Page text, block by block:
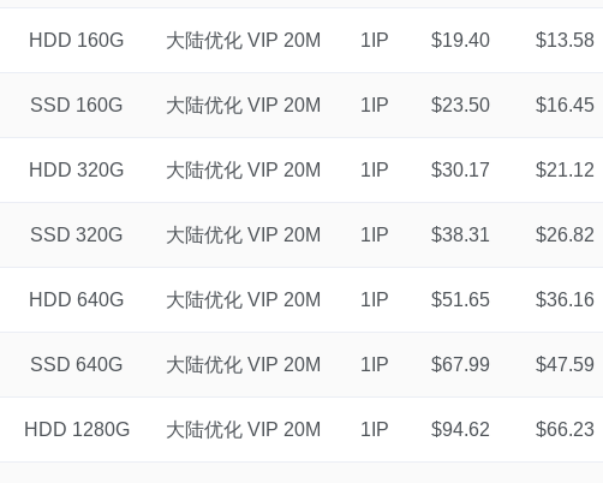
HDD 160G 大陆优化 VIP 20M 1IP $19.40 $13.58
SSD 160G 大陆优化 VIP 20M 1IP $23.50 $16.45
HDD 320G 大陆优化 VIP 20M 1IP $30.17 $21.12
SSD 320G 大陆优化 VIP 20M 1IP $38.31 $26.82
HDD 640G 大陆优化 VIP 20M 1IP $51.65 $36.16
SSD 640G 大陆优化 VIP 20M 1IP $67.99 $47.59
HDD 1280G 大陆优化 VIP 20M 1IP $94.62 $66.23